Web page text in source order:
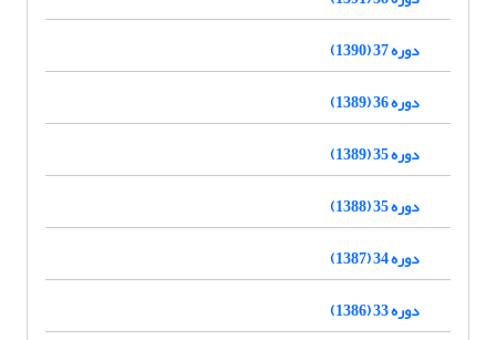
دوره 37 (1390)
دوره 36 (1389)
دوره 35 (1389)
دوره 35 (1388)
دوره 34 (1387)
دوره 33 (1386)